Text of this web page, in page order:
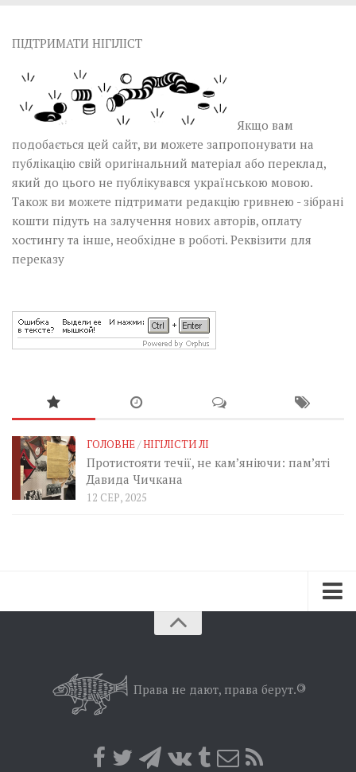
ПІДТРИМАТИ НІГІЛІСТ
Якщо вам
подобається цей сайт, ви можете запропонувати на
публікацію свій оригінальний матеріал або переклад,
який до цього не публікувався українською мовою.
Також ви можете підтримати редакцію гривнею - зібрані
кошти підуть на залучення нових авторів, оплату
хостингу та інше, необхідне в роботі. Реквізити для
переказу
ГОЛОВНЕ/НІГІЛІСТИ ЛІ
Протистояти течії, не кам’яніючи: пам’яті
Давида Чичкана
12 СЕР, 2025
Позиція
Права не дают, права берут.©